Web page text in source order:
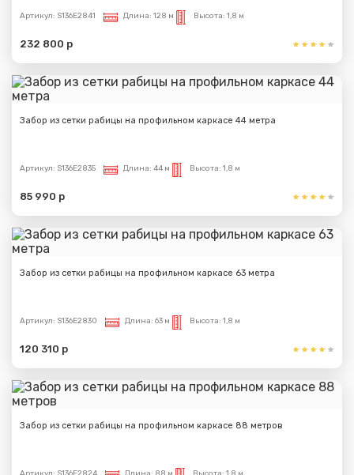
Артикул: S136E2841 Длина: 128 м Высота: 1,8 м
232 800 р
Забор из сетки рабицы на профильном каркасе 44 метра
Артикул: S136E2835 Длина: 44 м Высота: 1,8 м
85 990 р
Забор из сетки рабицы на профильном каркасе 63 метра
Артикул: S136E2830 Длина: 63 м Высота: 1,8 м
120 310 р
Забор из сетки рабицы на профильном каркасе 88 метров
Артикул: S136E2824 Длина: 88 м Высота: 1,8 м